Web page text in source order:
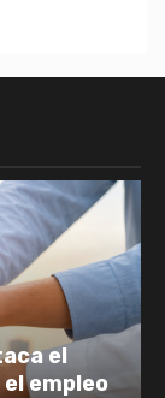
el
empleo